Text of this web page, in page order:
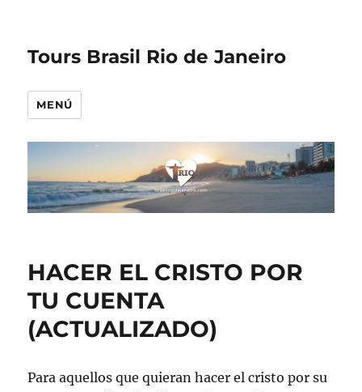
Tours Brasil Rio de Janeiro
MENÚ
HACER EL CRISTO POR
TU CUENTA
(ACTUALIZADO)
Para aquellos que quieran hacer el cristo por su